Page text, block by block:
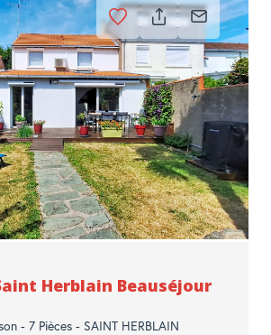
Herblain Beauséjour
- 7 Pièces - SAINT HERBLAIN